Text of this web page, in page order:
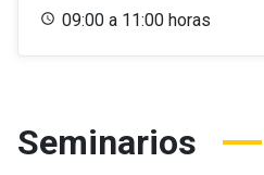
09:00 a 11:00 horas
Seminarios